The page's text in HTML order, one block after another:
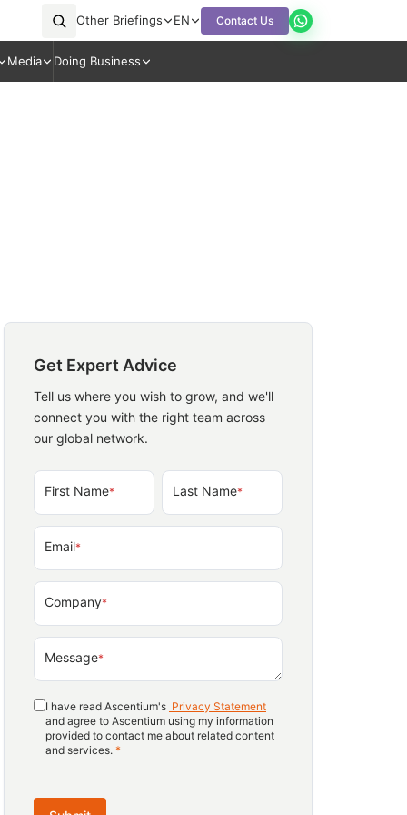
Other Briefings EN Contact Us
Media Doing Business
Get Expert Advice
Tell us where you wish to grow, and we'll
connect you with the right team across
our global network.
First Name* Last Name*
Email*
Company*
Message*
I have read Ascentium's Privacy Statement
and agree to Ascentium using my information
provided to contact me about related content
and services. *